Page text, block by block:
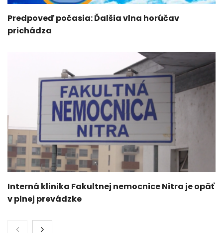
Predpoveď počasia: Ďalšia vlna horúčav
prichádza
Interná klinika Fakultnej nemocnice Nitra je opäť
v plnej prevádzke